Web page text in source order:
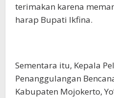
terimakan karena
harap Bupati Ikfina.
Sementara itu, Kepala
Penanggulangan
Kabupaten Mojokerto,